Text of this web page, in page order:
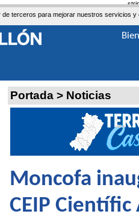
de terceros para mejorar nuestros servicios
Portada > Noticias
Moncofa
CEIP